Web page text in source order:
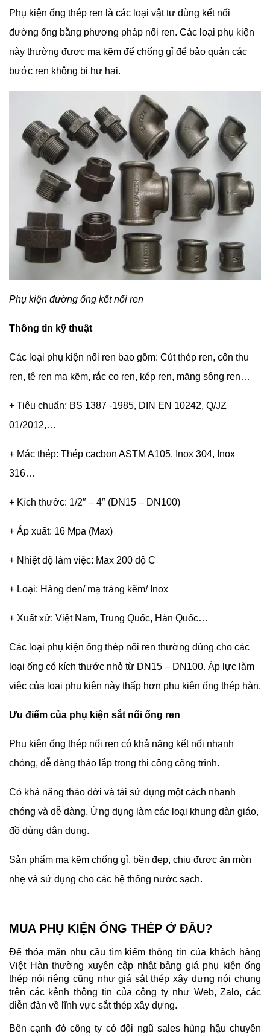
Phụ kiện ống thép ren là các loại vật tư dùng kết nối
đường ống bằng phương pháp nối ren. Các loại phụ kiện
này thường được mạ kẽm để chống gỉ để bảo quản các
bước ren không bị hư hại.
Phụ kiện đường ống kết nối ren
Thông tin kỹ thuật
Các loại phụ kiện nối ren bao gồm: Cút thép ren, côn thu
ren, tê ren mạ kẽm, rắc co ren, kép ren, măng sông ren…
+ Tiêu chuẩn: BS 1387 -1985, DIN EN 10242, Q/JZ
01/2012,…
+ Mác thép: Thép cacbon ASTM A105, Inox 304, Inox
316…
+ Kích thước: 1/2″ – 4″ (DN15 – DN100)
+ Áp xuất: 16 Mpa (Max)
+ Nhiệt độ làm việc: Max 200 độ C
+ Loại: Hàng đen/ mạ tráng kẽm/ Inox
+ Xuất xứ: Việt Nam, Trung Quốc, Hàn Quốc…
Các loại phụ kiện ống thép nối ren thường dùng cho các
loại ống có kích thước nhỏ từ DN15 – DN100. Áp lực làm
việc của loại phụ kiện này thấp hơn phụ kiện ống thép hàn.
Ưu điểm của phụ kiện sắt nối ống ren
Phụ kiện ống thép nối ren có khả năng kết nối nhanh
chóng, dễ dàng tháo lắp trong thi công công trình.
Có khả năng tháo dời và tái sử dụng một cách nhanh
chóng và dễ dàng. Ứng dụng làm các loại khung dàn giáo,
đồ dùng dân dụng.
Sản phẩm mạ kẽm chống gỉ, bền đẹp, chịu được ăn mòn
nhẹ và sử dụng cho các hệ thống nước sạch.
MUA PHỤ KIỆN ỐNG THÉP Ở ĐÂU?
Để thỏa mãn nhu cầu tìm kiếm thông tin của khách hàng
Việt Hàn thường xuyên cập nhật bảng giá phụ kiện ống
thép nói riêng cũng như giá sắt thép xây dựng nói chung
trên các kênh thông tin của công ty như Web, Zalo, các
diễn đàn về lĩnh vực sắt thép xây dựng.
Bên cạnh đó công ty có đội ngũ sales hùng hậu chuyên